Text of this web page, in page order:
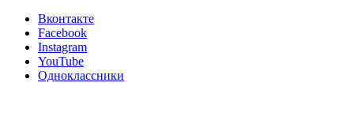
Вконтакте
Facebook
Instagram
YouTube
Одноклассники